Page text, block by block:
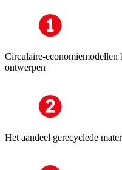
Circulaire-economiemodellen
ontwerpen
Het aandeel gerecyclede